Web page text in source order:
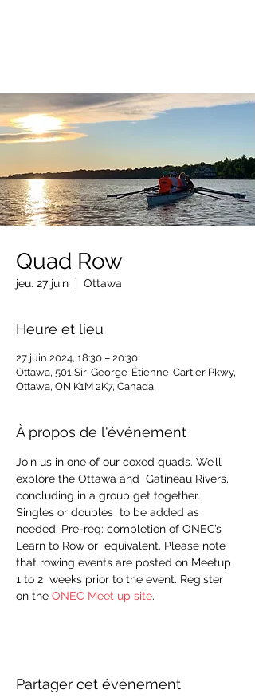
Quad Row
jeu. 27 juin
  |
Ottawa
Heure et lieu
27 juin 2024, 18:30 – 20:30
Ottawa, 501 Sir-George-Étienne-Cartier Pkwy,
Ottawa, ON K1M 2K7, Canada
À propos de l'événement
Join us in one of our coxed quads. We’ll
explore the Ottawa and  Gatineau Rivers,
concluding in a group get together.
Singles or doubles  to be added as
needed. Pre-req: completion of ONEC’s
Learn to Row or  equivalent. Please note
that rowing events are posted on Meetup
1 to 2  weeks prior to the event. Register
on the ONEC Meet up site.
Partager cet événement